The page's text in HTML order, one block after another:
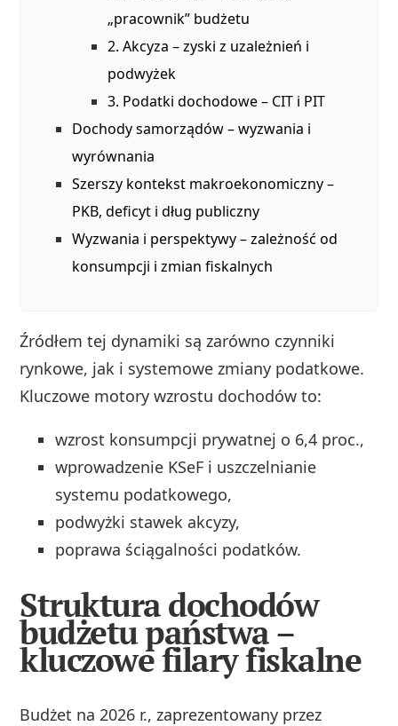
„pracownik” budżetu
2. Akcyza – zyski z uzależnień i
podwyżek
3. Podatki dochodowe – CIT i PIT
Dochody samorządów – wyzwania i
wyrównania
Szerszy kontekst makroekonomiczny –
PKB, deficyt i dług publiczny
Wyzwania i perspektywy – zależność od
konsumpcji i zmian fiskalnych
Źródłem tej dynamiki są zarówno czynniki
rynkowe, jak i systemowe zmiany podatkowe.
Kluczowe motory wzrostu dochodów to:
wzrost konsumpcji prywatnej o 6,4 proc.,
wprowadzenie KSeF i uszczelnianie
systemu podatkowego,
podwyżki stawek akcyzy,
poprawa ściągalności podatków.
Struktura dochodów
budżetu państwa –
kluczowe filary fiskalne
Budżet na 2026 r., zaprezentowany przez